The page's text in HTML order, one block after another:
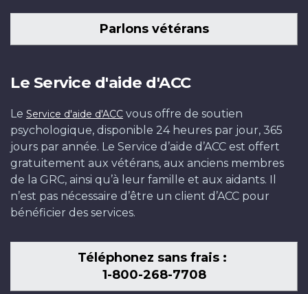
Parlons vétérans
Le Service d'aide d'ACC
Le Service d'aide d'ACC vous offre de soutien
psychologique, disponible 24 heures par jour, 365
jours par année. Le Service d’aide d’ACC est offert
gratuitement aux vétérans, aux anciens membres
de la GRC, ainsi qu’à leur famille et aux aidants. Il
n’est pas nécessaire d’être un client d’ACC pour
bénéficier des services.
Téléphonez sans frais :
1-800-268-7708